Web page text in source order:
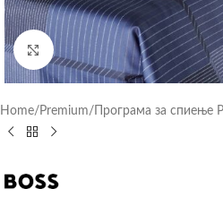
Click to enlarge
Home/ Premium/ Програма за спиење